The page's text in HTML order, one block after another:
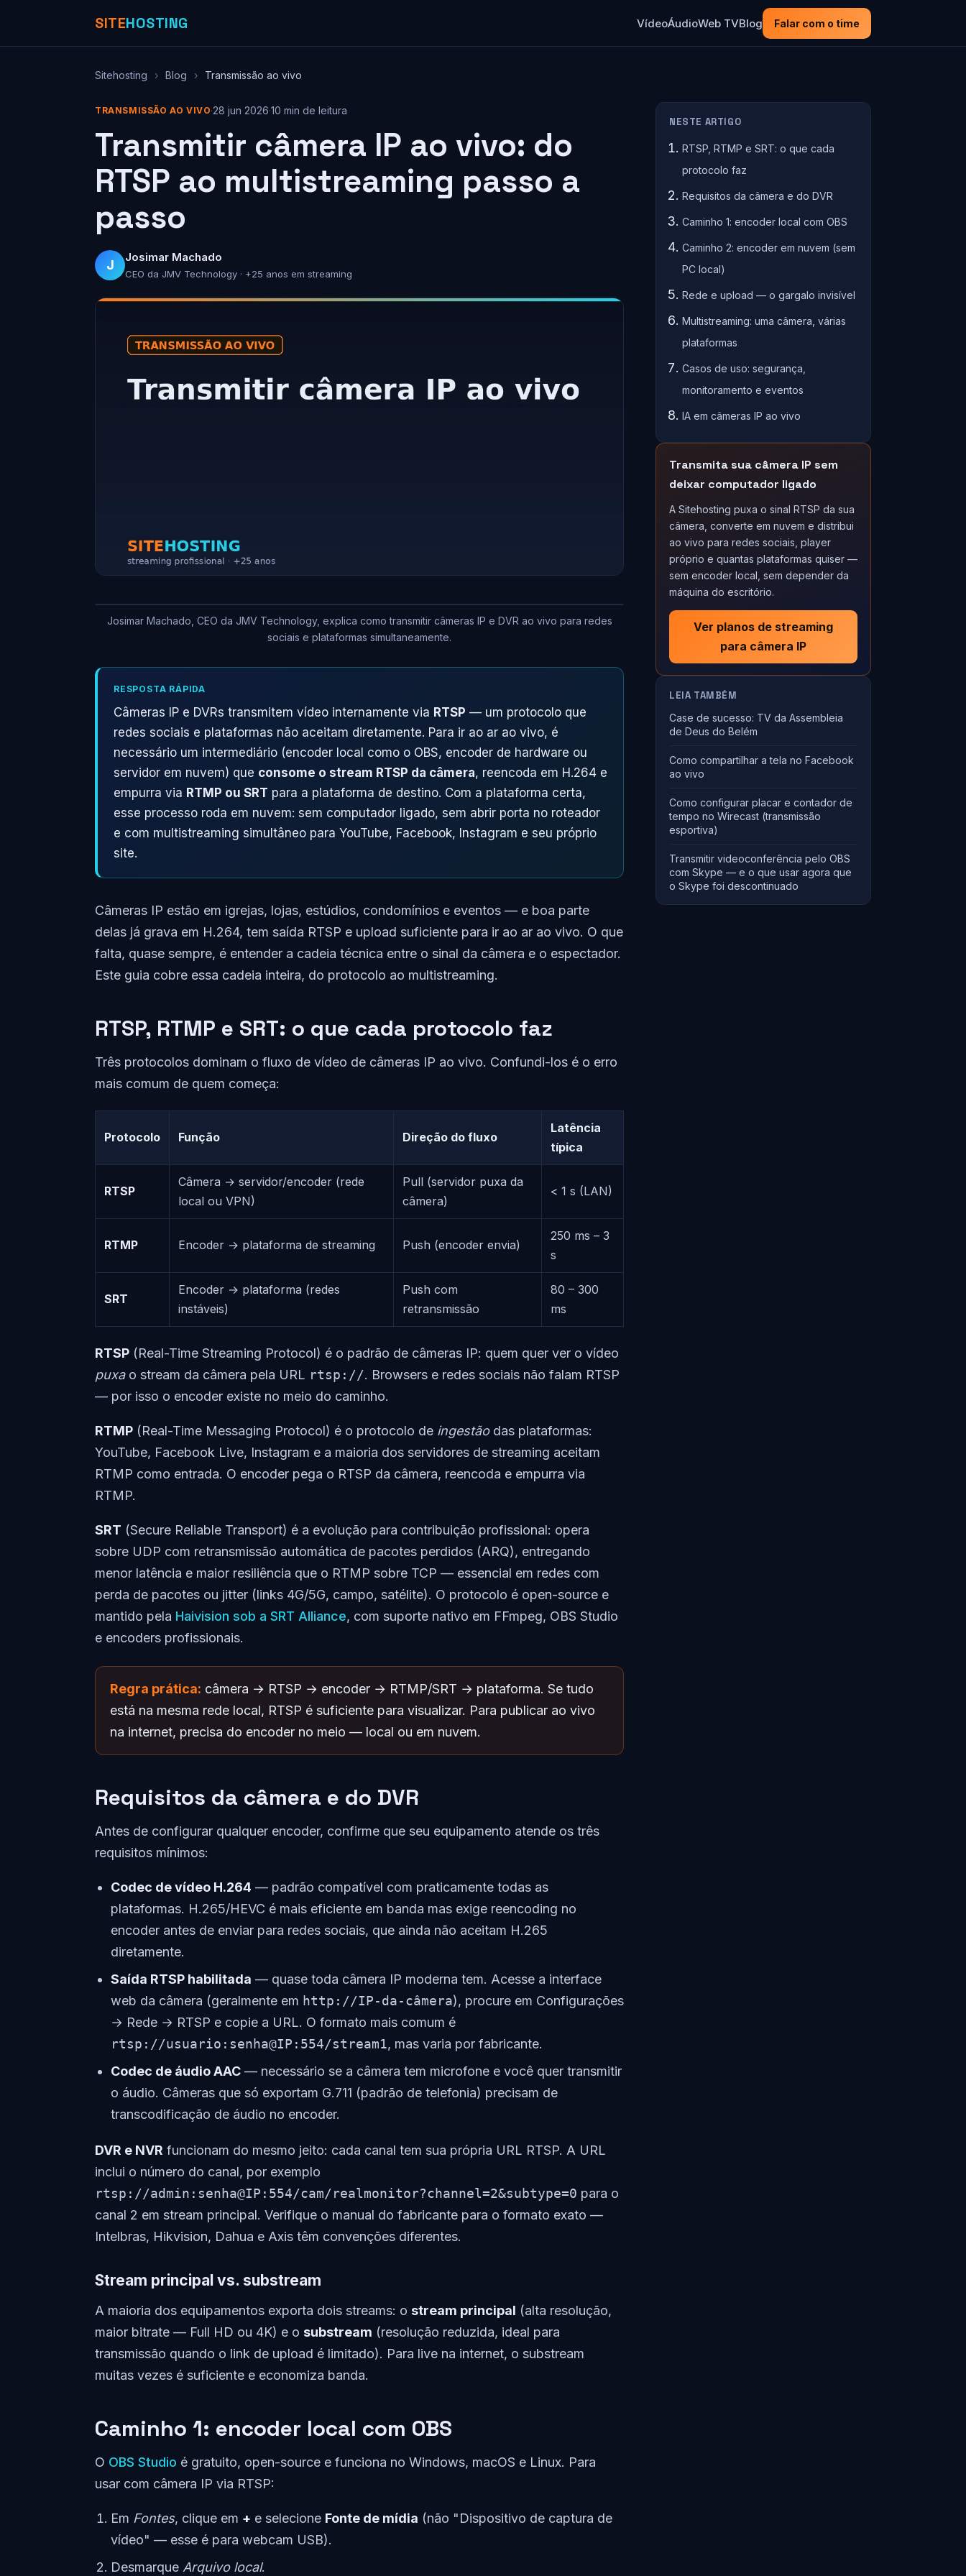
SITEHOSTING VídeoÁudioWeb TVBlog Falar com o time
Sitehosting › Blog › Transmissão ao vivo
TRANSMISSÃO AO VIVO·28 jun 2026·10 min de leitura
Transmitir câmera IP ao vivo: do
RTSP ao multistreaming passo a
passo
J Josimar Machado
CEO da JMV Technology · +25 anos em streaming
Josimar Machado, CEO da JMV Technology, explica como transmitir câmeras IP e DVR ao vivo para redes
sociais e plataformas simultaneamente.
RESPOSTA RÁPIDA
Câmeras IP e DVRs transmitem vídeo internamente via RTSP — um protocolo que
redes sociais e plataformas não aceitam diretamente. Para ir ao ar ao vivo, é
necessário um intermediário (encoder local como o OBS, encoder de hardware ou
servidor em nuvem) que consome o stream RTSP da câmera, reencoda em H.264 e
empurra via RTMP ou SRT para a plataforma de destino. Com a plataforma certa,
esse processo roda em nuvem: sem computador ligado, sem abrir porta no roteador
e com multistreaming simultâneo para YouTube, Facebook, Instagram e seu próprio
site.
Câmeras IP estão em igrejas, lojas, estúdios, condomínios e eventos — e boa parte
delas já grava em H.264, tem saída RTSP e upload suficiente para ir ao ar ao vivo. O que
falta, quase sempre, é entender a cadeia técnica entre o sinal da câmera e o espectador.
Este guia cobre essa cadeia inteira, do protocolo ao multistreaming.
RTSP, RTMP e SRT: o que cada protocolo faz
Três protocolos dominam o fluxo de vídeo de câmeras IP ao vivo. Confundi-los é o erro
mais comum de quem começa:
Protocolo Função Direção do fluxo
Latência
típica
RTSP
Câmera → servidor/encoder (rede
local ou VPN)
Pull (servidor puxa da
câmera)
< 1 s (LAN)
RTMP Encoder → plataforma de streaming Push (encoder envia)
250 ms – 3
s
SRT
Encoder → plataforma (redes
instáveis)
Push com
retransmissão
80 – 300
ms
RTSP (Real-Time Streaming Protocol) é o padrão de câmeras IP: quem quer ver o vídeo
puxao stream da câmera pela URL rtsp://. Browsers e redes sociais não falam RTSP
— por isso o encoder existe no meio do caminho.
RTMP (Real-Time Messaging Protocol) é o protocolo de ingestãodas plataformas:
YouTube, Facebook Live, Instagram e a maioria dos servidores de streaming aceitam
RTMP como entrada. O encoder pega o RTSP da câmera, reencoda e empurra via
RTMP.
SRT (Secure Reliable Transport) é a evolução para contribuição profissional: opera
sobre UDP com retransmissão automática de pacotes perdidos (ARQ), entregando
menor latência e maior resiliência que o RTMP sobre TCP — essencial em redes com
perda de pacotes ou jitter (links 4G/5G, campo, satélite). O protocolo é open-source e
mantido pela Haivision sob a SRT Alliance, com suporte nativo em FFmpeg, OBS Studio
e encoders profissionais.
Regra prática: câmera → RTSP → encoder → RTMP/SRT → plataforma. Se tudo
está na mesma rede local, RTSP é suficiente para visualizar. Para publicar ao vivo
na internet, precisa do encoder no meio — local ou em nuvem.
Requisitos da câmera e do DVR
Antes de configurar qualquer encoder, confirme que seu equipamento atende os três
requisitos mínimos:
Codec de vídeo H.264 — padrão compatível com praticamente todas as
plataformas. H.265/HEVC é mais eficiente em banda mas exige reencoding no
encoder antes de enviar para redes sociais, que ainda não aceitam H.265
diretamente.
Saída RTSP habilitada — quase toda câmera IP moderna tem. Acesse a interface
web da câmera (geralmente em http://IP-da-câmera), procure em Configurações
→ Rede → RTSP e copie a URL. O formato mais comum é
rtsp://usuario:senha@IP:554/stream1, mas varia por fabricante.
Codec de áudio AAC — necessário se a câmera tem microfone e você quer transmitir
o áudio. Câmeras que só exportam G.711 (padrão de telefonia) precisam de
transcodificação de áudio no encoder.
DVR e NVR funcionam do mesmo jeito: cada canal tem sua própria URL RTSP. A URL
inclui o número do canal, por exemplo
rtsp://admin:senha@IP:554/cam/realmonitor?channel=2&subtype=0 para o
canal 2 em stream principal. Verifique o manual do fabricante para o formato exato —
Intelbras, Hikvision, Dahua e Axis têm convenções diferentes.
Stream principal vs. substream
A maioria dos equipamentos exporta dois streams: o stream principal (alta resolução,
maior bitrate — Full HD ou 4K) e o substream (resolução reduzida, ideal para
transmissão quando o link de upload é limitado). Para live na internet, o substream
muitas vezes é suficiente e economiza banda.
Caminho 1: encoder local com OBS
O OBS Studio é gratuito, open-source e funciona no Windows, macOS e Linux. Para
usar com câmera IP via RTSP:
Em Fontes, clique em + e selecione Fonte de mídia (não "Dispositivo de captura de
vídeo" — esse é para webcam USB).
Desmarque Arquivo local.
NESTE ARTIGO
RTSP, RTMP e SRT: o que cada
protocolo faz
Requisitos da câmera e do DVR
Caminho 1: encoder local com OBS
Caminho 2: encoder em nuvem (sem
PC local)
Rede e upload — o gargalo invisível
Multistreaming: uma câmera, várias
plataformas
Casos de uso: segurança,
monitoramento e eventos
IA em câmeras IP ao vivo
Transmita sua câmera IP sem
deixar computador ligado
A Sitehosting puxa o sinal RTSP da sua
câmera, converte em nuvem e distribui
ao vivo para redes sociais, player
próprio e quantas plataformas quiser —
sem encoder local, sem depender da
máquina do escritório.
Ver planos de streaming
para câmera IP
LEIA TAMBÉM
Case de sucesso: TV da Assembleia
de Deus do Belém
Como compartilhar a tela no Facebook
ao vivo
Como configurar placar e contador de
tempo no Wirecast (transmissão
esportiva)
Transmitir videoconferência pelo OBS
com Skype — e o que usar agora que
o Skype foi descontinuado